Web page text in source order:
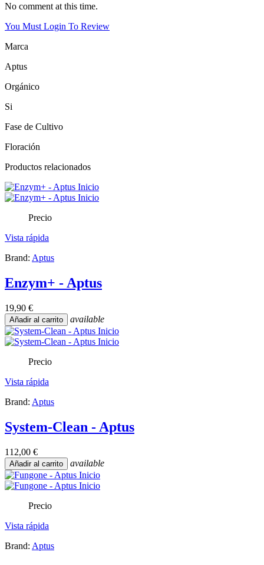
No comment at this time.
You Must Login To Review
Marca
Aptus
Orgánico
Si
Fase de Cultivo
Floración
Productos relacionados
Precio
Vista rápida
Brand: Aptus
Enzym+ - Aptus
19,90 €
Añadir al carrito available
Precio
Vista rápida
Brand: Aptus
System-Clean - Aptus
112,00 €
Añadir al carrito available
Precio
Vista rápida
Brand: Aptus